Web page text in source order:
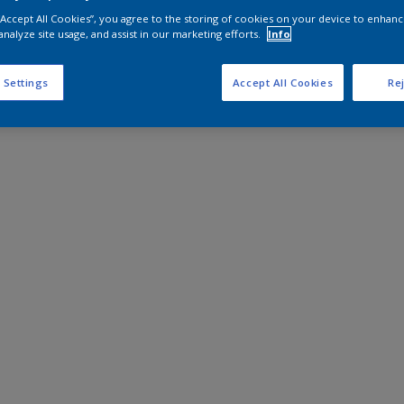
All Cookies”, you agree to the storing of cookies on your device to
site usage, and assist in our marketing efforts.
Info
Settings Accept All Cookies